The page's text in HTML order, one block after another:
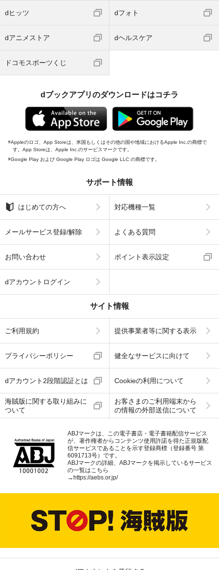
dヒッツ dフォト
dアニメストア dヘルスケア
ドコモスポーツくじ
dブックアプリのダウンロードはコチラ
Appleのロゴ、App Storeは、米国もしくはその他の国や地域におけるApple Inc.の商標で
す。App Storeは、Apple Inc.のサービスマークです。
Google Play および Google Play ロゴは Google LLC の商標です。
サポート情報
はじめての方へ 対応機種一覧
メールサービス登録/解除 よくある質問
お問い合わせ ポイント表示設定
dアカウントログイン
サイト情報
ご利用規約 提供事業者等に関する表示
プライバシーポリシー 健全なサービスに向けて
dアカウント2段階認証とは Cookieの利用について
海賊版に関する取り組みに
ついて
お客さまのご利用端末から
の情報の外部送信について
ABJマークは、この電子書店・電子書籍配信サービス
が、著作権者からコンテンツ使用許諾を得た正規版配
信サービスであることを示す登録商標（登録番号 第
6091713号）です。
ABJマークの詳細、ABJマークを掲示しているサービス
の一覧はこちら
→ https://aebs.or.jp/